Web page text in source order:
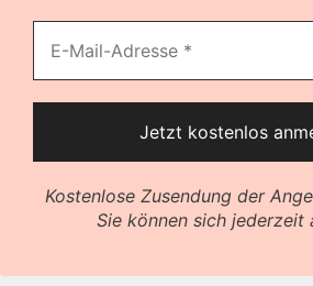
Kostenlose Zusendung der
Sie können sich jederzeit